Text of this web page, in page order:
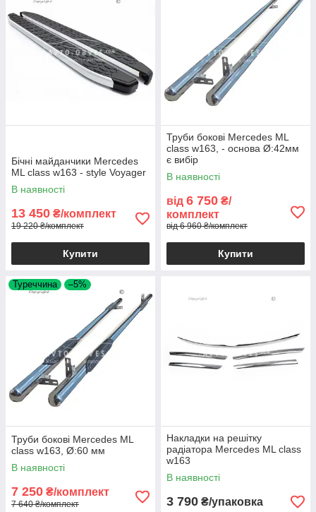
Бічні майданчики Mercedes
ML class w163 - style Voyager
В наявності
13 450 ₴/комплект
19 220 ₴/комплект
Купити
Труби бокові Mercedes ML
class w163, - основа Ø:42мм
є вибір
В наявності
від 6 750 ₴/
комплект
від 6 960 ₴/комплект
Купити
Туреччина –5%
Труби бокові Mercedes ML
class w163, Ø:60 мм
В наявності
7 250 ₴/комплект
7 640 ₴/комплект
Накладки на решітку
радіатора Mercedes ML class
w163
В наявності
3 790 ₴/упаковка